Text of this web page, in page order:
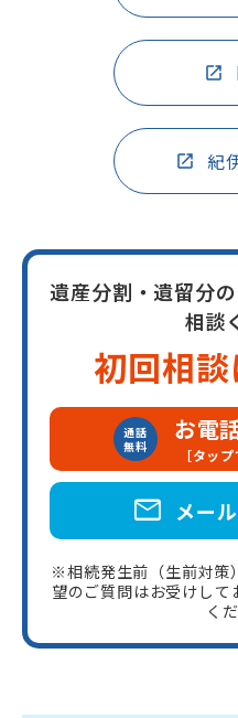
紀
遺産分割・遺留分
相談
初回相
通話
無料
お電
［タッ
mail メー
※相続発生前（生前対策
望のご質問はお受けし
く